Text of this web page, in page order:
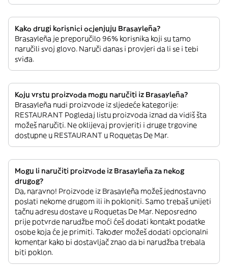
Kako drugi korisnici ocjenjuju Brasayleña?
Brasayleña je preporučilo 96% korisnika koji su tamo
naručili svoj glovo. Naruči danas i provjeri da li se i tebi
sviđa.
Koju vrstu proizvoda mogu naručiti iz Brasayleña?
Brasayleña nudi proizvode iz sljedeće kategorije:
RESTAURANT Pogledaj listu proizvoda iznad da vidiš šta
možeš naručiti. Ne oklijevaj provjeriti i druge trgovine
dostupne u RESTAURANT u Roquetas De Mar.
Mogu li naručiti proizvode iz Brasayleña za nekog
drugog?
Da, naravno! Proizvode iz Brasayleña možeš jednostavno
poslati nekome drugom ili ih pokloniti. Samo trebaš unijeti
tačnu adresu dostave u Roquetas De Mar. Neposredno
prije potvrde narudžbe moći ćeš dodati kontakt podatke
osobe koja će je primiti. Također možeš dodati opcionalni
komentar kako bi dostavljač znao da bi narudžba trebala
biti poklon.